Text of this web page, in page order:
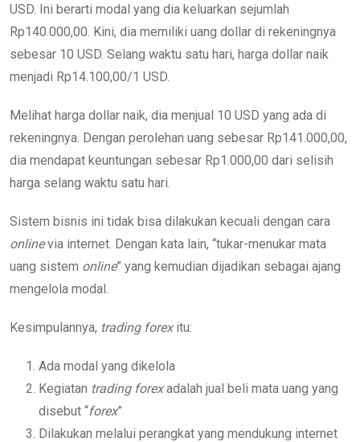
USD. Ini berarti modal yang dia keluarkan sejumlah
Rp140.000,00. Kini, dia memiliki uang dollar di rekeningnya
sebesar 10 USD. Selang waktu satu hari, harga dollar naik
menjadi Rp14.100,00/1 USD.
Melihat harga dollar naik, dia menjual 10 USD yang ada di
rekeningnya. Dengan perolehan uang sebesar Rp141.000,00,
dia mendapat keuntungan sebesar Rp1.000,00 dari selisih
harga selang waktu satu hari.
Sistem bisnis ini tidak bisa dilakukan kecuali dengan cara
onlinevia internet. Dengan kata lain, “tukar-menukar mata
uang sistem online” yang kemudian dijadikan sebagai ajang
mengelola modal.
Kesimpulannya, trading forexitu:
Ada modal yang dikelola
Kegiatan trading forexadalah jual beli mata uang yang
disebut “forex”
Dilakukan melalui perangkat yang mendukung internet